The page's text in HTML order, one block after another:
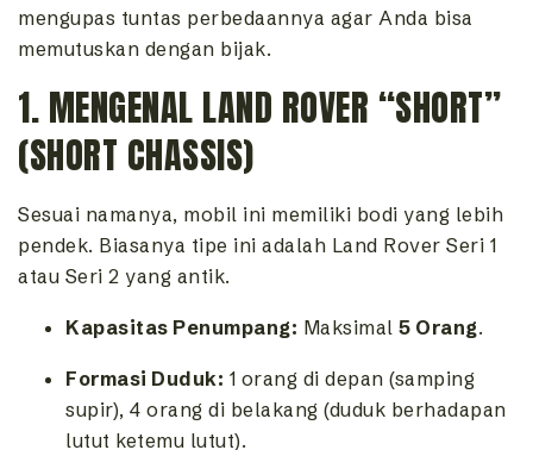
mengupas tuntas perbedaannya agar Anda bisa
memutuskan dengan bijak.
1. MENGENAL LAND ROVER “SHORT”
(SHORT CHASSIS)
Sesuai namanya, mobil ini memiliki bodi yang lebih
pendek. Biasanya tipe ini adalah Land Rover Seri 1
atau Seri 2 yang antik.
Kapasitas Penumpang: Maksimal 5 Orang.
Formasi Duduk: 1 orang di depan (samping
supir), 4 orang di belakang (duduk berhadapan
lutut ketemu lutut).